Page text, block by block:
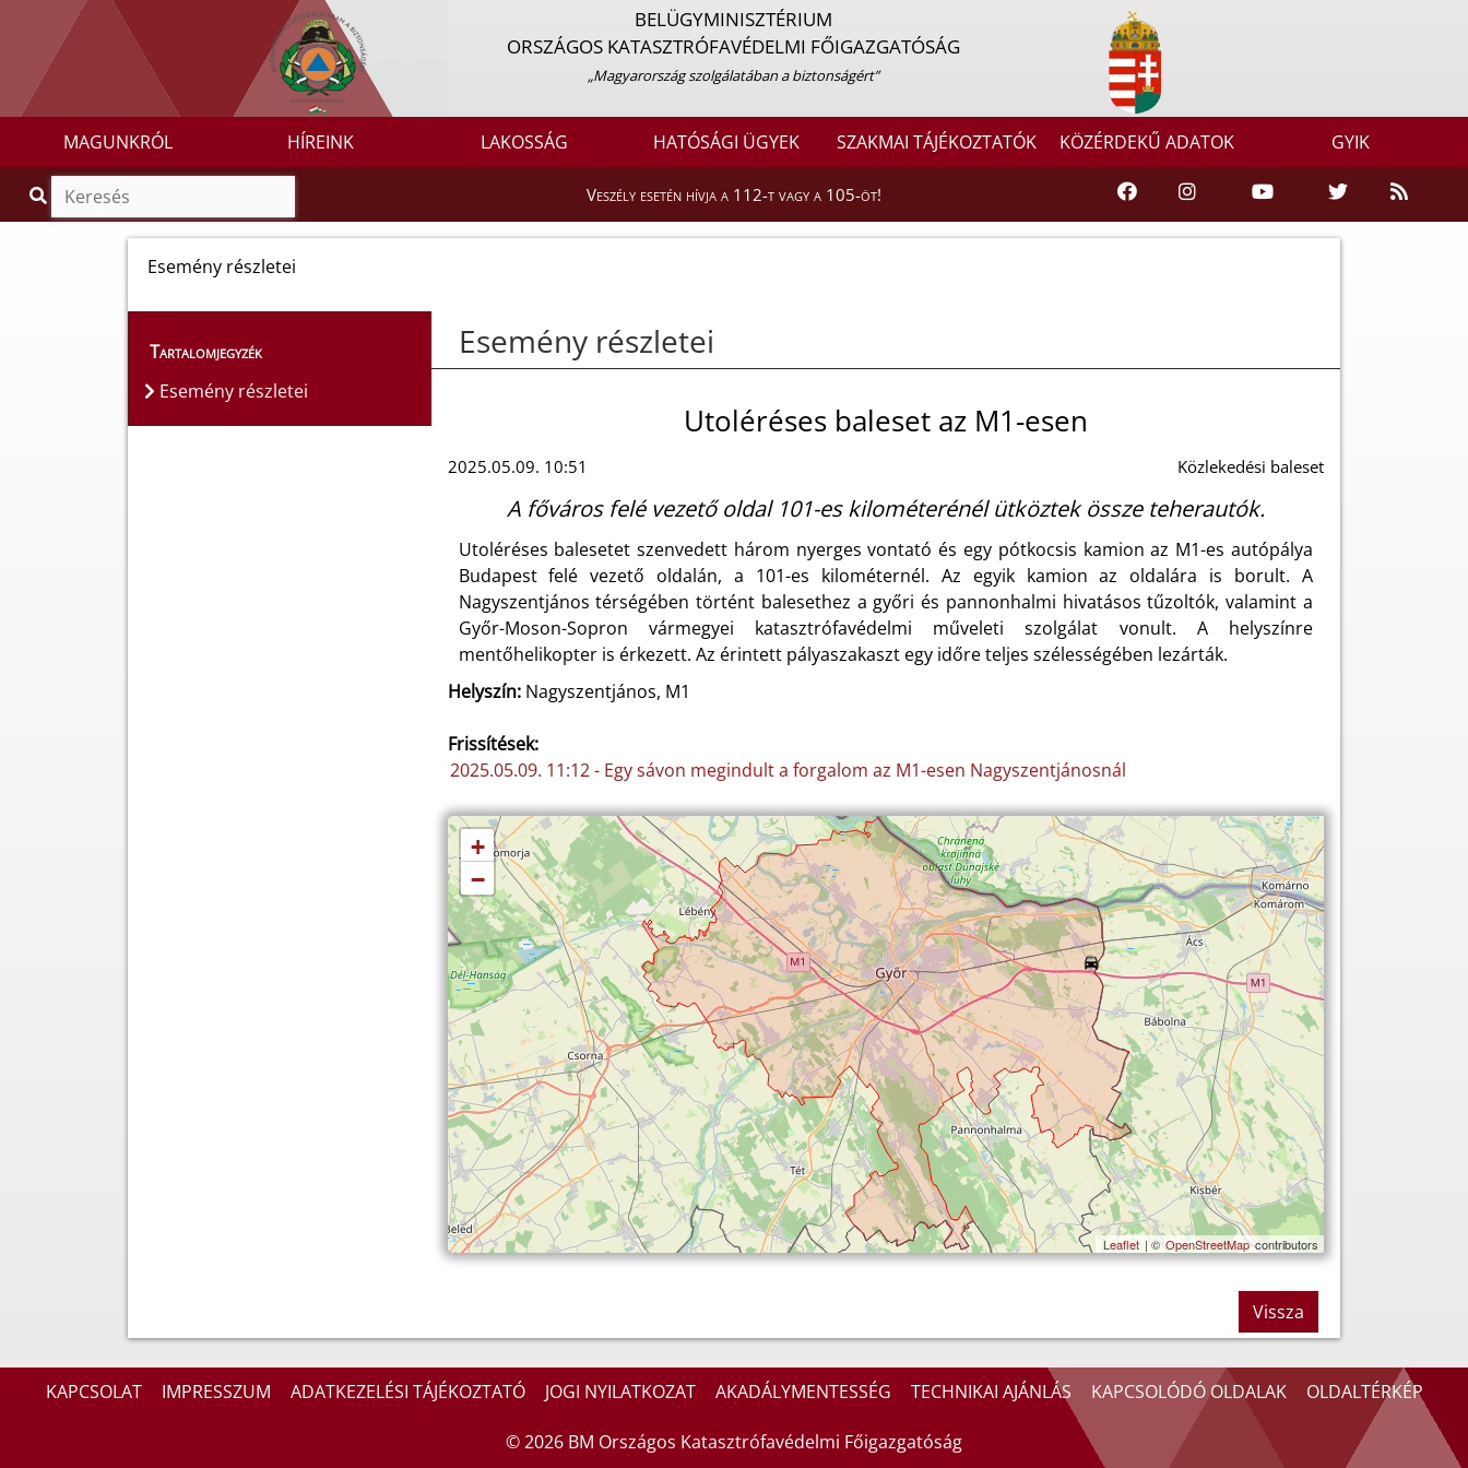
BELÜGYMINISZTÉRIUM
ORSZÁGOS KATASZTRÓFAVÉDELMI FŐIGAZGATÓSÁG
„Magyarország szolgálatában a biztonságért”
MAGUNKRÓL HÍREINK LAKOSSÁG HATÓSÁGI ÜGYEK SZAKMAI TÁJÉKOZTATÓK KÖZÉRDEKŰ ADATOK GYIK
Veszély esetén hívja a 112-t vagy a 105-öt!
Esemény részletei
Tartalomjegyzék
Esemény részletei
Esemény részletei
Utoléréses baleset az M1-esen
2025.05.09. 10:51 Közlekedési baleset
A főváros felé vezető oldal 101-es kilométerénél ütköztek össze teherautók.
Utoléréses balesetet szenvedett három nyerges vontató és egy pótkocsis kamion az M1-es autópálya
Budapest felé vezető oldalán, a 101-es kilométernél. Az egyik kamion az oldalára is borult. A
Nagyszentjános térségében történt balesethez a győri és pannonhalmi hivatásos tűzoltók, valamint a
Győr-Moson-Sopron vármegyei katasztrófavédelmi műveleti szolgálat vonult. A helyszínre
mentőhelikopter is érkezett. Az érintett pályaszakaszt egy időre teljes szélességében lezárták.
Helyszín:Nagyszentjános, M1
Frissítések:
2025.05.09. 11:12 - Egy sávon megindult a forgalom az M1-esen Nagyszentjánosnál
+
−
Leaflet | © OpenStreetMapcontributors
Vissza
KAPCSOLAT IMPRESSZUM ADATKEZELÉSI TÁJÉKOZTATÓ JOGI NYILATKOZAT AKADÁLYMENTESSÉG TECHNIKAI AJÁNLÁS KAPCSOLÓDÓ OLDALAK OLDALTÉRKÉP
© 2026 BM Országos Katasztrófavédelmi Főigazgatóság